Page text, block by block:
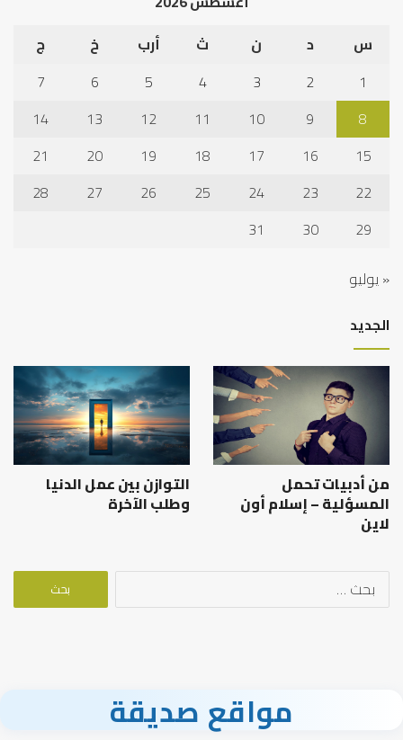
س
د ن ث أرب خ
ج
1
2
3
4
5
6
7
8
9
10
11
12
13
14
15
16
17
18
19
20
21
22
23
24
25
26
27
28
29
30
31
« يوليو
الجديد
من أدبيات تحمل
المسؤلية – إسلام أون
لاين
التوازن بين عمل الدنيا
وطلب الآخرة
البحث
مواقع صديقة